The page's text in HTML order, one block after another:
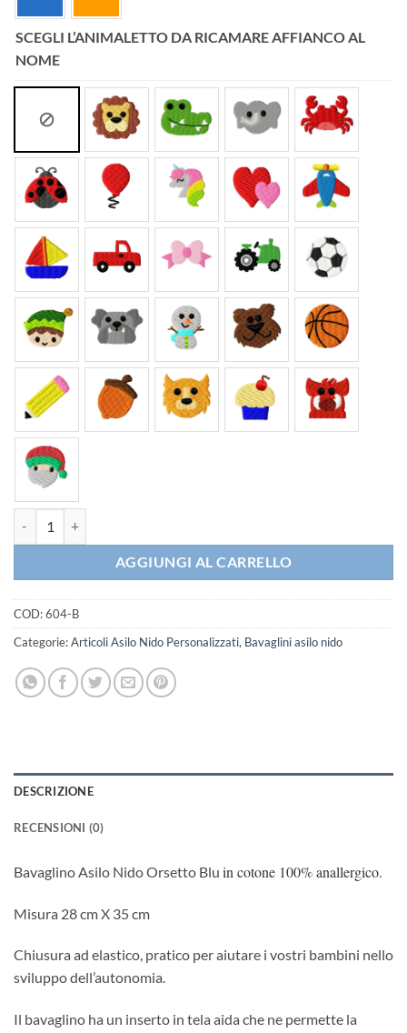
SCEGLI L’ANIMALETTO DA RICAMARE AFFIANCO AL
NOME
AGGIUNGI AL CARRELLO
COD:604-B
Categorie:Articoli Asilo Nido Personalizzati, Bavaglini asilo nido
DESCRIZIONE
RECENSIONI (0)
Bavaglino Asilo Nido Orsetto Blu in cotone 100% anallergico.
Misura 28 cm X 35 cm
Chiusura ad elastico, pratico per aiutare i vostri bambini nello
sviluppo dell’autonomia.
Il bavaglino ha un inserto in tela aida che ne permette la